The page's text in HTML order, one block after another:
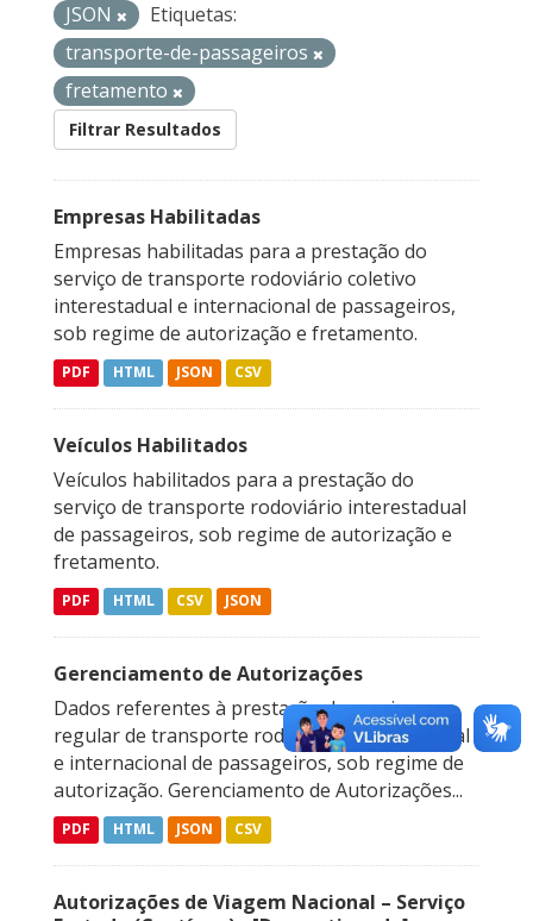
JSON
Etiquetas:
transporte-de-passageiros
fretamento
Filtrar Resultados
Empresas Habilitadas
Empresas habilitadas para a prestação do
serviço de transporte rodoviário coletivo
interestadual e internacional de passageiros,
sob regime de autorização e fretamento.
PDF HTML JSON CSV
Veículos Habilitados
Veículos habilitados para a prestação do
serviço de transporte rodoviário interestadual
de passageiros, sob regime de autorização e
fretamento.
PDF HTML CSV JSON
Gerenciamento de Autorizações
Dados referentes à prestação do serviço
regular de transporte rodoviário interestadual
e internacional de passageiros, sob regime de
autorização. Gerenciamento de Autorizações...
PDF HTML JSON CSV
Autorizações de Viagem Nacional – Serviço